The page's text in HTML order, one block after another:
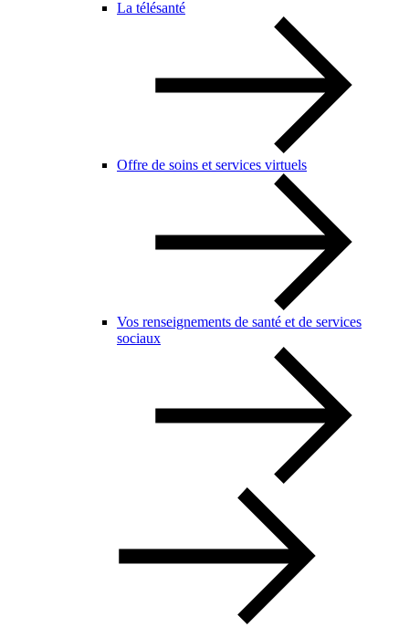
La télésanté
Offre de soins et services virtuels
Vos renseignements de santé et de services
sociaux